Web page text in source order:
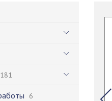
181
6